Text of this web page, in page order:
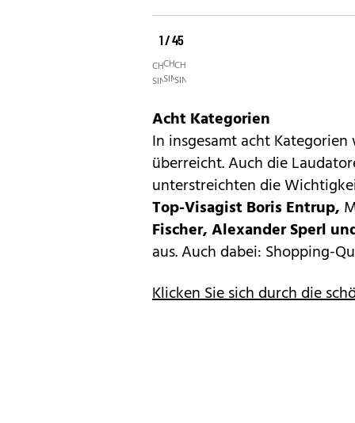
1 / 45
CHRIS
SINGER
©
CHRIS
SINGER
CHRIS
SINGER
Acht Kategorien
In insgesamt acht Kategorien
überreicht. Auch die
unterstreichten die
Top-Visagist Boris Entrup,
Fischer, Alexander Sperl
aus. Auch dabei: Shopping-
Klicken Sie sich durch die